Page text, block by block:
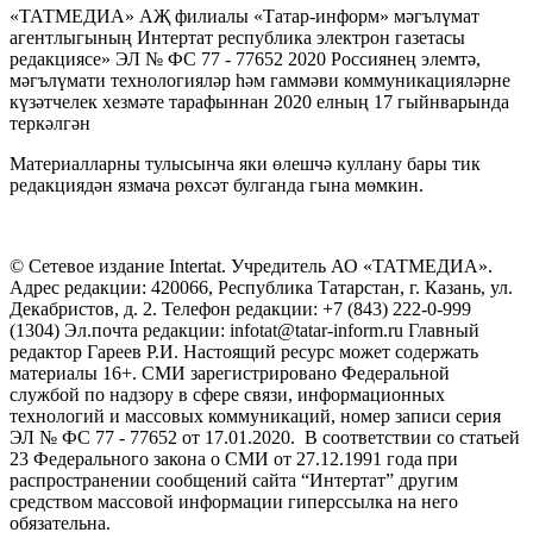
«ТАТМЕДИА» АҖ филиалы «Татар-информ» мәгълүмат
агентлыгының Интертат республика электрон газетасы
редакциясе» ЭЛ № ФС 77 - 77652 2020 Россиянең элемтә,
мәгълүмати технологияләр һәм гаммәви коммуникацияләрне
күзәтчелек хезмәте тарафыннан 2020 елның 17 гыйнварында
теркәлгән
Материалларны тулысынча яки өлешчә куллану бары тик
редакциядән язмача рөхсәт булганда гына мөмкин.
© Сетевое издание Intertat. Учредитель АО «ТАТМЕДИА».
Адрес редакции: 420066, Республика Татарстан, г. Казань, ул.
Декабристов, д. 2. Телефон редакции: +7 (843) 222-0-999
(1304) Эл.почта редакции: infotat@tatar-inform.ru Главный
редактор Гареев Р.И. Настоящий ресурс может содержать
материалы 16+. СМИ зарегистрировано Федеральной
службой по надзору в сфере связи, информационных
технологий и массовых коммуникаций, номер записи серия
ЭЛ № ФС 77 - 77652 от 17.01.2020. В соответствии со статьей
23 Федерального закона о СМИ от 27.12.1991 года при
распространении сообщений сайта “Интертат” другим
средством массовой информации гиперссылка на него
обязательна.